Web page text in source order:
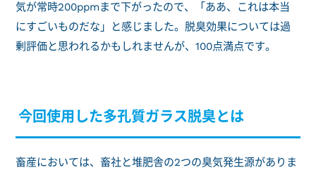
気が常時200ppmまで下がったので、「ああ、これは本当
にすごいものだな」と感じました。脱臭効果については過
剰評価と思われるかもしれませんが、100点満点です。
今回使用した多孔質ガラス脱臭とは
畜産においては、畜社と堆肥舎の2つの臭気発生源がありま